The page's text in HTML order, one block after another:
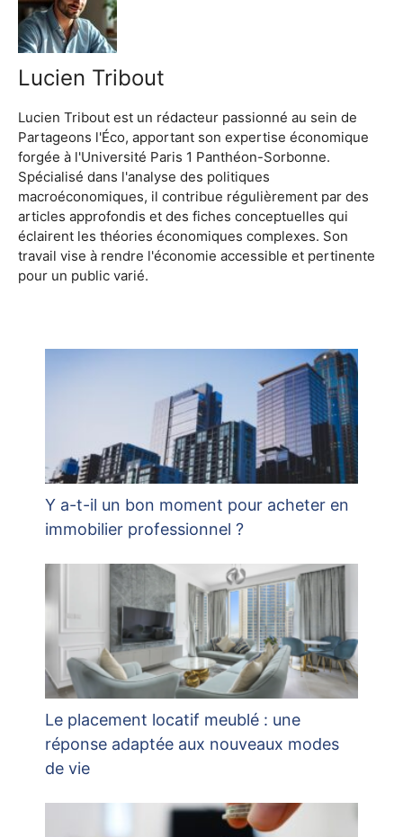
Lucien Tribout
Lucien Tribout est un rédacteur passionné au sein de
Partageons l'Éco, apportant son expertise économique
forgée à l'Université Paris 1 Panthéon-Sorbonne.
Spécialisé dans l'analyse des politiques
macroéconomiques, il contribue régulièrement par des
articles approfondis et des fiches conceptuelles qui
éclairent les théories économiques complexes. Son
travail vise à rendre l'économie accessible et pertinente
pour un public varié.
Y a-t-il un bon moment pour acheter en
immobilier professionnel ?
Le placement locatif meublé : une
réponse adaptée aux nouveaux modes
de vie